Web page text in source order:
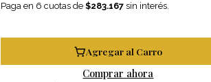
Paga en 6 cuotas de $283.167sin interés.
Agregar al Carro
Comprar ahora